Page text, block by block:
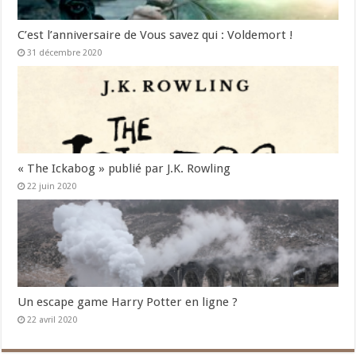
C’est l’anniversaire de Vous savez qui : Voldemort !
31 décembre 2020
« The Ickabog » publié par J.K. Rowling
22 juin 2020
Un escape game Harry Potter en ligne ?
22 avril 2020